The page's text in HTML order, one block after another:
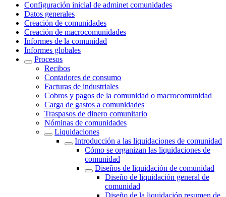
Configuración inicial de adminet comunidades
Datos generales
Creación de comunidades
Creación de macrocomunidades
Informes de la comunidad
Informes globales
Procesos
Recibos
Contadores de consumo
Facturas de industriales
Cobros y pagos de la comunidad o macrocomunidad
Carga de gastos a comunidades
Traspasos de dinero comunitario
Nóminas de comunidades
Liquidaciones
Introducción a las liquidaciones de comunidad
Cómo se organizan las liquidaciones de
comunidad
Diseños de liquidación de comunidad
Diseño de liquidación general de
comunidad
Diseño de la liquidación resumen de